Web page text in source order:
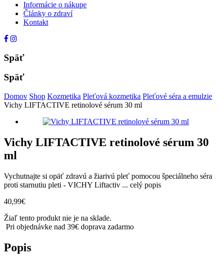
Informácie o nákupe
Články o zdraví
Kontakt
Späť
Späť
Domov Shop Kozmetika Pleťová kozmetika Pleťové séra a emulzie
Vichy LIFTACTIVE retinolové sérum 30 ml
Vichy LIFTACTIVE retinolové sérum 30
ml
Vychutnajte si opäť zdravú a žiarivú pleť pomocou špeciálneho séra
proti starnutiu pleti - VICHY Liftactiv ... celý popis
40,99€
Žiaľ tento produkt nie je na sklade.
Pri objednávke nad 39€ doprava zadarmo
Popis